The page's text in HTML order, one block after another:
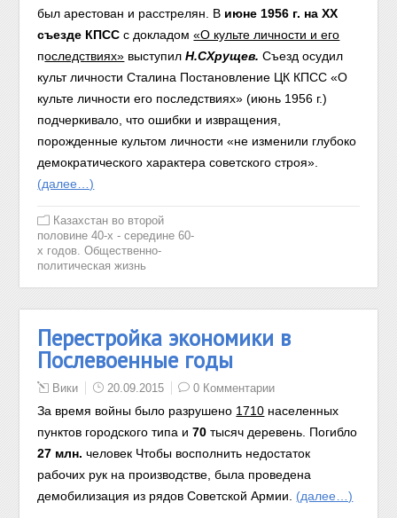
был арестован и расстрелян. В июне 1956 г. на XX
съезде КПССс докладом«О культе личности и его
последствиях» выступилН.СХрущев.Съезд осудил
культ личности Сталина Постановление ЦК КПСС «О
культе личности его последствиях» (июнь 1956 г.)
подчеркивало, что ошибки и извращения,
порожденные культом личности «не изменили глубоко
демократического характера советского строя».
(далее…)
Казахстан во второй
половине 40-х - середине 60-
х годов. Общественно-
политическая жизнь
Перестройка экономики в
Послевоенные годы
Вики 20.09.2015 0 Комментарии
За время войны было разрушено 1710 населенных
пунктов городского типа и70тысяч деревень. Погибло
27 млн.человек Чтобы восполнить недостаток
рабочих рук на производстве, была проведена
демобилизация из рядов Советской Армии. (далее…)